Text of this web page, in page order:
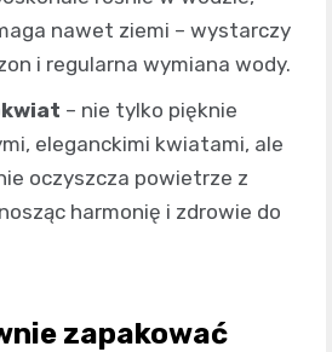
nawet ziemi – wystarczy
i regularna wymiana wody.
– nie tylko pięknie
eleganckimi kwiatami, ale
oczyszcza powietrze z
harmonię i zdrowie do
zapakować